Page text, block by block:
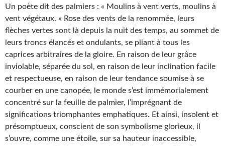
Un poète dit des palmiers : « Moulins à vent verts, moulins à
vent végétaux. » Rose des vents de la renommée, leurs
flèches vertes sont là depuis la nuit des temps, au sommet de
leurs troncs élancés et ondulants, se pliant à tous les
caprices arbitraires de la gloire. En raison de leur grâce
inviolable, séparée du sol, en raison de leur inclination facile
et respectueuse, en raison de leur tendance soumise à se
courber en une canopée, le monde s’est immémorialement
concentré sur la feuille de palmier, l’imprégnant de
significations triomphantes emphatiques. Et ainsi, insolent et
présomptueux, conscient de son symbolisme glorieux, il
s’ouvre, comme une étoile, sur sa hauteur inaccessible,